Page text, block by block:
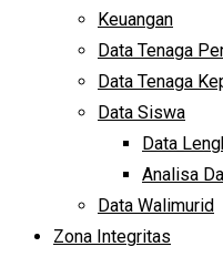
Keuangan
Data Tenaga
Data Tenaga
Data Siswa
Data
Analisa
Data Walimurid
Zona Integritas